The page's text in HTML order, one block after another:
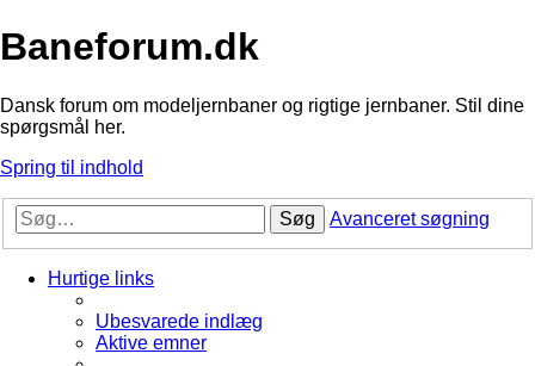
Baneforum.dk
Dansk forum om modeljernbaner og rigtige jernbaner. Stil dine
spørgsmål her.
Spring til indhold
Søg Avanceret søgning
Hurtige links
Ubesvarede indlæg
Aktive emner